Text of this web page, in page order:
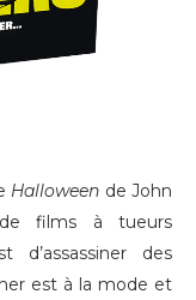
Halloween de John
films à tueurs
d’assassiner des
est à la mode et